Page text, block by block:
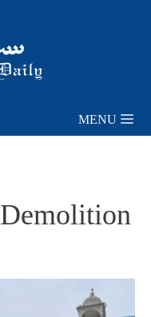
MENU
Demolition